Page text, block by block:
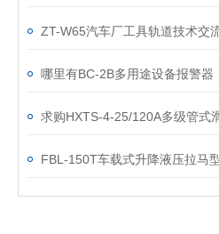
ZT-W65汽车厂工具轨道技术交
哪里有BC-2B多用途设备报警器